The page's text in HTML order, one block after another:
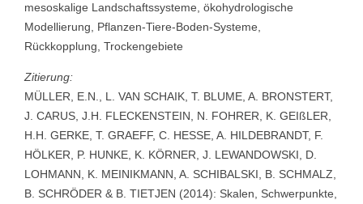
mesoskalige Landschaftssysteme, ökohydrologische
Modellierung, Pflanzen-Tiere-Boden-Systeme,
Rückkopplung, Trockengebiete
Zitierung:
MÜLLER, E.N., L. VAN SCHAIK, T. BLUME, A. BRONSTERT,
J. CARUS, J.H. FLECKENSTEIN, N. FOHRER, K. GEIßLER,
H.H. GERKE, T. GRAEFF, C. HESSE, A. HILDEBRANDT, F.
HÖLKER, P. HUNKE, K. KÖRNER, J. LEWANDOWSKI, D.
LOHMANN, K. MEINIKMANN, A. SCHIBALSKI, B. SCHMALZ,
B. SCHRÖDER & B. TIETJEN (2014): Skalen, Schwerpunkte,